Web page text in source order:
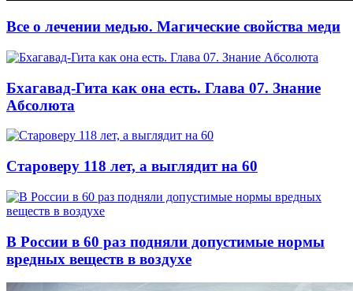
Все о лечении медью. Магические свойства меди
Бхагавад-Гита как она есть. Глава 07. Знание
Aбсолюта
Староверу 118 лет, а выглядит на 60
В России в 60 раз подняли допустимые нормы
вредных веществ в воздухе